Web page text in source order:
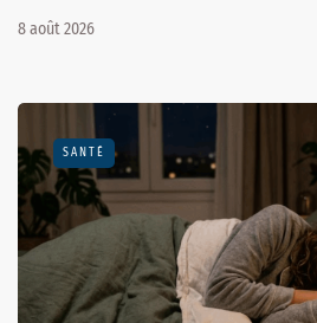
8 août 2026
SANTÉ